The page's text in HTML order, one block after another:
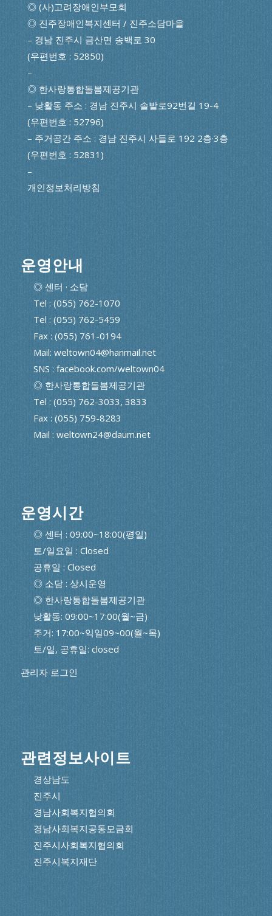
◎ (사)고려장애인부모회
◎ 진주장애인복지센터 / 진주소담마을
– 경남 진주시 금산면 송백로 30
(우편번호 : 52850)
–
◎ 한사랑통합돌봄제공기관
– 낮활동 주소 : 경남 진주시 솔밭로92번길 19-4
(우편번호 : 52796)
– 주거공간 주소 : 경남 진주시 사들로 192 2층·3층
(우편번호 : 52831)
–
개인정보처리방침
운영안내
◎ 센터 · 소담
Tel : (055) 762-1070
Tel : (055) 762-5459
Fax : (055) 761-0194
Mail: weltown04@hanmail.net
SNS : facebook.com/weltown04
◎ 한사랑통합돌봄제공기관
Tel : (055) 762-3033, 3833
Fax : (055) 759-8283
Mail : weltown24@daum.net
운영시간
◎ 센터 : 09:00~18:00(평일)
토/일요일 : Closed
공휴일 : Closed
◎ 소담 : 상시운영
◎ 한사랑통합돌봄제공기관
낮활동: 09:00~17:00(월~금)
주거: 17:00~익일09~00(월~목)
토/일, 공휴일: closed
관리자 로그인
관련정보사이트
경상남도
진주시
경남사회복지협의회
경남사회복지공동모금회
진주시사회복지협의회
진주시복지재단